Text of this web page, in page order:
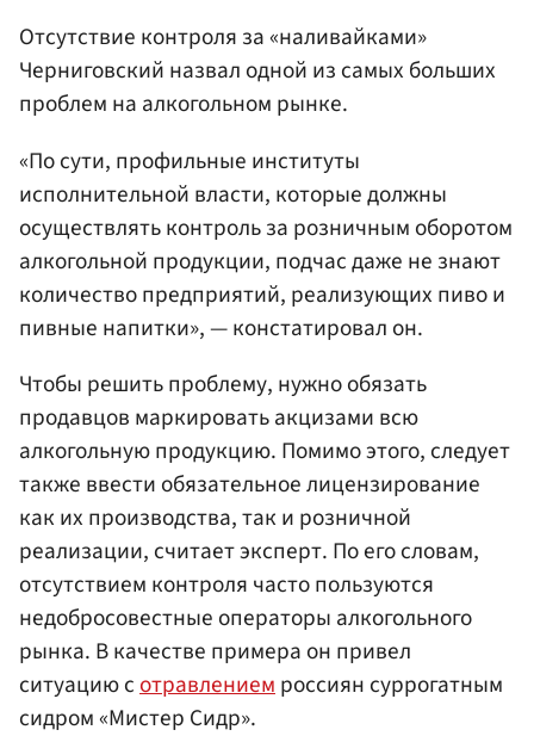
Отсутствие контроля за «наливайками»
Черниговский назвал одной из самых больших
проблем на алкогольном рынке.
«По сути, профильные институты
исполнительной власти, которые должны
осуществлять контроль за розничным оборотом
алкогольной продукции, подчас даже не знают
количество предприятий, реализующих пиво и
пивные напитки», — констатировал он.
Чтобы решить проблему, нужно обязать
продавцов маркировать акцизами всю
алкогольную продукцию. Помимо этого, следует
также ввести обязательное лицензирование
как их производства, так и розничной
реализации, считает эксперт. По его словам,
отсутствием контроля часто пользуются
недобросовестные операторы алкогольного
рынка. В качестве примера он привел
ситуацию сотравлениемроссиян суррогатным
сидром «Мистер Сидр».